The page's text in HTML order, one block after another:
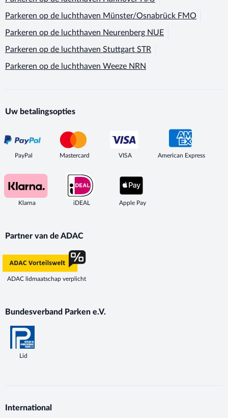
Parkeren op de luchthaven Münster/Osnabrück FMO
Parkeren op de luchthaven Neurenberg NUE
Parkeren op de luchthaven Stuttgart STR
Parkeren op de luchthaven Weeze NRN
Uw betalingsopties
PayPal Mastercard VISA American Express
Klarna iDEAL Apple Pay
Partner van de ADAC
ADAC lidmaatschap verplicht
Bundesverband Parken e.V.
Lid
International